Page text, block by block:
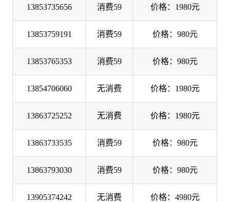
13853735656 消费59 价格：1980元
13853759191 消费59 价格：980元
13853765353 消费59 价格：980元
13854706060 无消费 价格：1980元
13863725252 无消费 价格：1980元
13863733535 消费59 价格：980元
13863793030 消费59 价格：980元
13905374242 无消费 价格：4980元